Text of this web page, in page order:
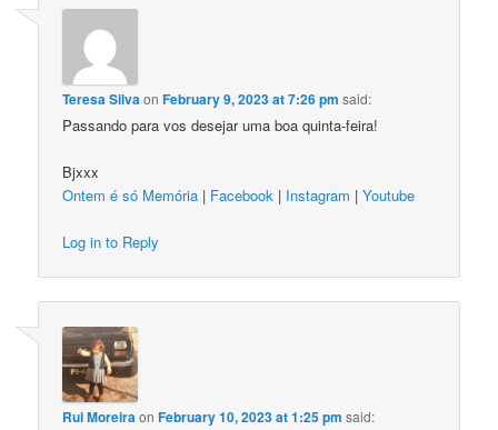
Teresa SilvaonFebruary 9, 2023 at 7:26 pm said:
Passando para vos desejar uma boa quinta-feira!
Bjxxx
Ontem é só Memória | Facebook | Instagram |Youtube
Log in to Reply
Rui Moreira onFebruary 10, 2023 at 1:25 pm said: